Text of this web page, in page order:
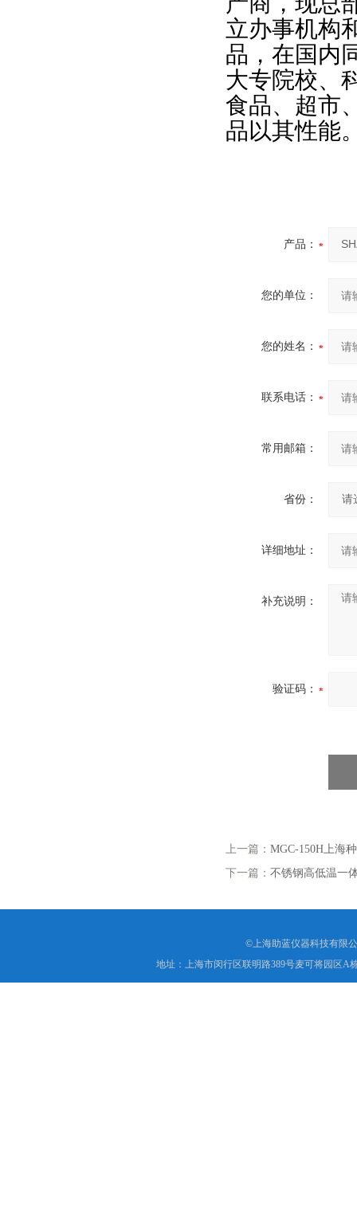
立办事机构
品，在国内
大专院校、
食品、超市
品以其性能
产品：
您的单位：
您的姓名：
联系电话：
常用邮箱：
省份：
详细地址：
补充说明：
验证码：
上一篇： MGC-150H上海
下一篇： 不锈钢高低温一
©上海助蓝仪器科技有限
地址：上海市闵行区联明路389号麦可将园区A